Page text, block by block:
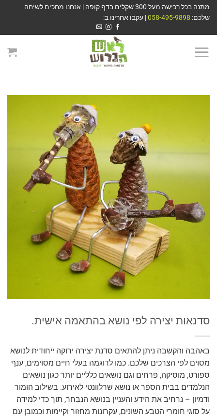
מתנה בכל רכישה מעל 300 שקלים בדף קופה | אנחנו מחכים לשיחה
שלכם: 058-495-9898| עקבו אחרינו ב:
סדנאות יצירה לפי נושא בהתאמה אישית.
באהבה והקשבה ניתן להתאים סדנת יצירה ירוקה ייחודית לנושא
מסוים לפי הצרכים שלכם. כמו לדוגמה בעלי חיים מסוימים, ענף
ספורט, מוסיקה, פרחים וגם נושאים כלליים יותר כגון נושאים
הנלמדים בבית הספר או נושא שרלוונטי לאירוע. בשילוב הומור
ודמיון – נרחיב את הידע והעניין בנושא הנבחר, תוך כדי למידה
על סוגי חומרי הטבע השונים, עקרונות מחזור וקיימות וכמובן עם